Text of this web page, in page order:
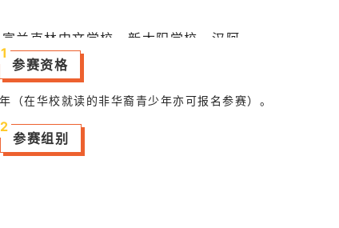
兰克林中文学校、新太阳学校、汉阿
文学校、阿根廷布宜诺斯艾利斯中文
普拉塔国立大学孔子学院等各中文教
，企业或个人冠名或赞助本次活
1
参赛资格
在华校就读的非华裔青少年亦可报名参赛）。
2
参赛组别